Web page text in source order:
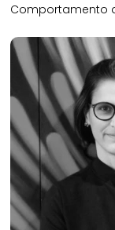
Comportamento